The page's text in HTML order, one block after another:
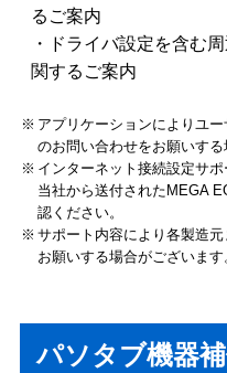
るご案内
・ドライバ設定を含む
関するご案内
アプリケーションによりユ
のお問い合わせをお願いする
インターネット接続設定サ
当社から送付されたMEGA
認ください。
サポート内容により各製造
お願いする場合がございます
パソタブ機器